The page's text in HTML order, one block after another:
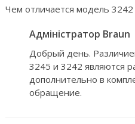
Чем отличается модель 3242
Адміністратор Braun
Добрый день.
3245 и 3242 являются
дополнительно в
обращение.